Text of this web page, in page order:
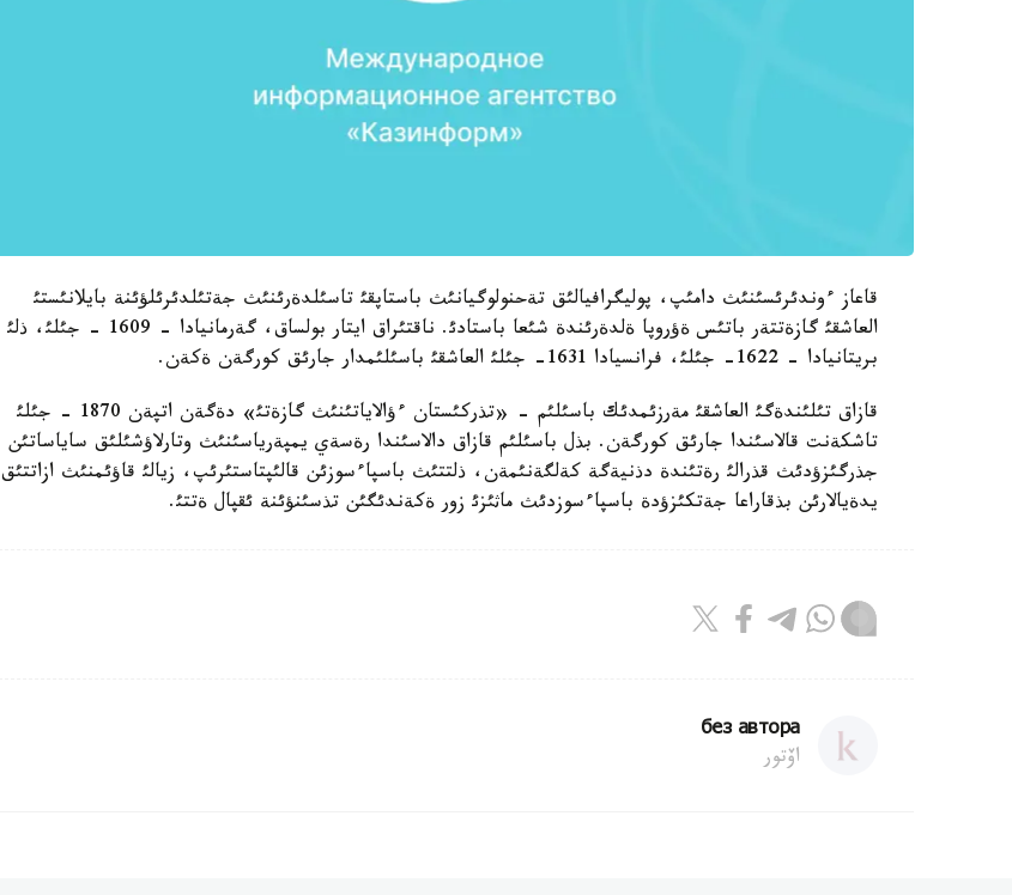
قاعاز ءوندئرئسئنئث دامئپ، پوليگرافيالئق تةحنولوگيانئث باستاپقئ تاسئلدةرئنئث جةتئلدئرئلؤئنة بايلانئستئ
العاشقئ گازةتتةر باتئس ةؤروپا ةلدةرئندة شئعا باستادئ. ناقتئراق ايتار بولساق، گةرمانيادا - 1609 - جئلئ، ذلئ
بريتانيادا - 1622- جئلئ، فرانسيادا 1631- جئلئ العاشقئ باسئلئمدار جارئق كورگةن ةكةن.
قازاق تئلئندةگئ العاشقئ مةرزئمدئك باسئلئم - «تذركئستان ءؤالاياتئنئث گازةتئ» دةگةن اتپةن 1870 - جئلئ
تاشكةنت قالاسئندا جارئق كورگةن. بذل باسئلئم قازاق دالاسئندا رةسةي يمپةرياسئنئث وتارلاؤشئلئق ساياساتئن
جذرگئزؤدئث قذرالئ رةتئندة دذنيةگة كةلگةنئمةن، ذلتتئث باسپاءسوزئن قالئپتاستئرئپ، زيالئ قاؤئمنئث ازاتتئق
يدةيالارئن بذقاراعا جةتكئزؤدة باسپاءسوزدئث ماثئزئ زور ةكةندئگئن تذسئنؤئنة ئقپال ةتتئ.
без автора
اۆتور